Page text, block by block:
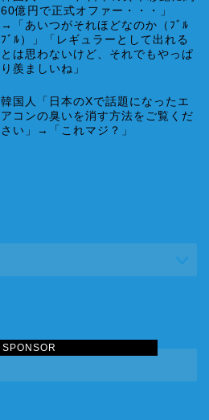
SPONSOR
60億円で正式オファー・・・」
→「あいつがそれほどなのか（ﾌﾞﾙ
ﾌﾞﾙ）」「レギュラーとして出れる
とは思わないけど、それでもやっぱ
り羨ましいね」
韓国人「日本のXで話題になったエ
アコンの臭いを消す方法をご覧くだ
さい」→「これマジ？」